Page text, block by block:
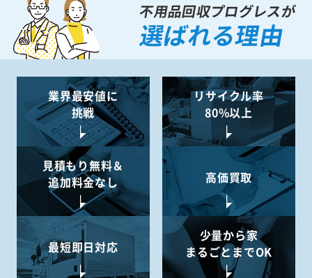
不用品回収プログレスが
選ばれる理由
業界最安値に
挑戦
リサイクル率
80%以上
見積もり無料＆
追加料金なし
高価買取
最短即日対応
少量から家
まるごとまでOK